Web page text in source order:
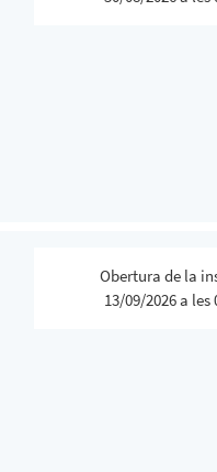
Obertura de la
13/09/2026 a les